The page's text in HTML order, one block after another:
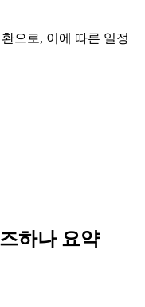
으로, 이에 따른 일정
하나요약